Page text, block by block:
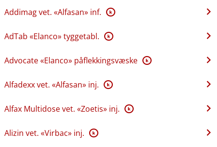
Addimag vet. «Alfasan» inf. K
AdTab «Elanco» tyggetabl. K
Advocate «Elanco» påflekkingsvæske K
Alfadexx vet. «Alfasan» inj. K
Alfax Multidose vet. «Zoetis» inj. K
Alizin vet. «Virbac» inj. K